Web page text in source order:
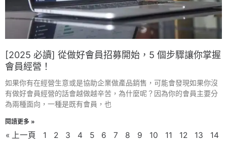
[2025 必讀] 從做好會員招募開始，5 個步驟讓你掌握
會員經營！
如果你有在經營生意或是協助企業做產品銷售，可能會發現如果你沒
有做好會員經營的話會越做越辛苦，為什麼呢？因為你的會員主要分
為兩種面向，一種是既有會員，也
閱讀更多 »
« 上一頁 1 2 3 4 5 6 7 8 9 10 11 12 13 14